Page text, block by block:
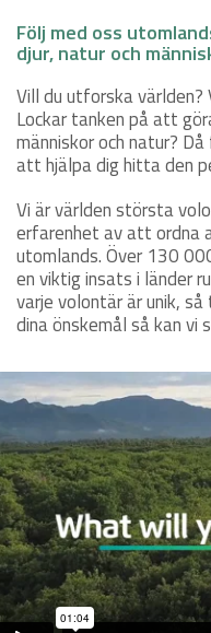
Följ med oss
djur, natur och
Vill du utforska världen?
Lockar tanken på att
människor och natur?
att hjälpa dig hitta den
Vi är världen största
erfarenhet av att ordna
utomlands. Över 130
en viktig insats i länder
varje volontär är unik,
dina önskemål så kan vi